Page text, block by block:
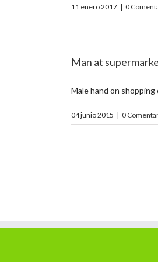
11 enero 2017 | 0
Man at
Male hand on
04 junio 2015 | 0